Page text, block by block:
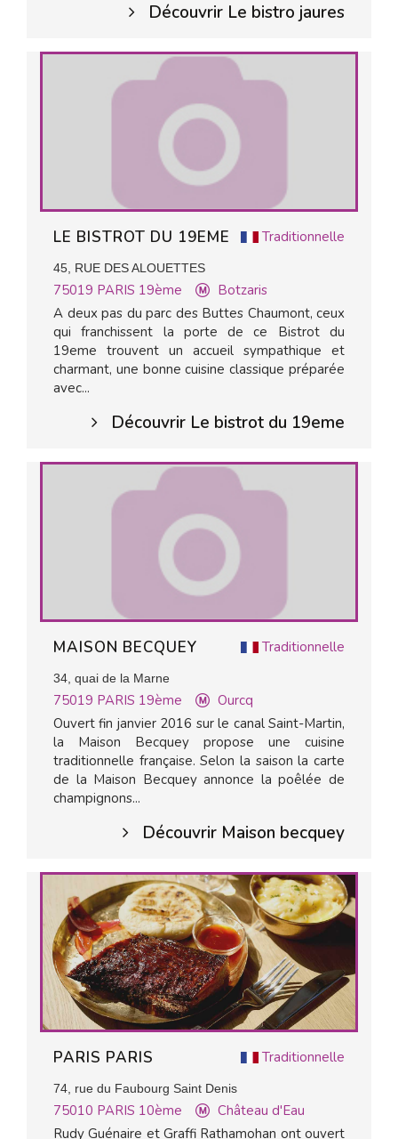
Découvrir Le bistro jaures
Traditionnelle
LE BISTROT DU 19EME
45, RUE DES ALOUETTES
75019 PARIS 19ème
Botzaris
A deux pas du parc des Buttes Chaumont, ceux
qui franchissent la porte de ce Bistrot du
19eme trouvent un accueil sympathique et
charmant, une bonne cuisine classique préparée
avec...
Découvrir Le bistrot du 19eme
Traditionnelle
MAISON BECQUEY
34, quai de la Marne
75019 PARIS 19ème
Ourcq
Ouvert fin janvier 2016 sur le canal Saint-Martin,
la Maison Becquey propose une cuisine
traditionnelle française. Selon la saison la carte
de la Maison Becquey annonce la poêlée de
champignons...
Découvrir Maison becquey
Traditionnelle
PARIS PARIS
74, rue du Faubourg Saint Denis
75010 PARIS 10ème
Château d'Eau
Rudy Guénaire et Graffi Rathamohan ont ouvert